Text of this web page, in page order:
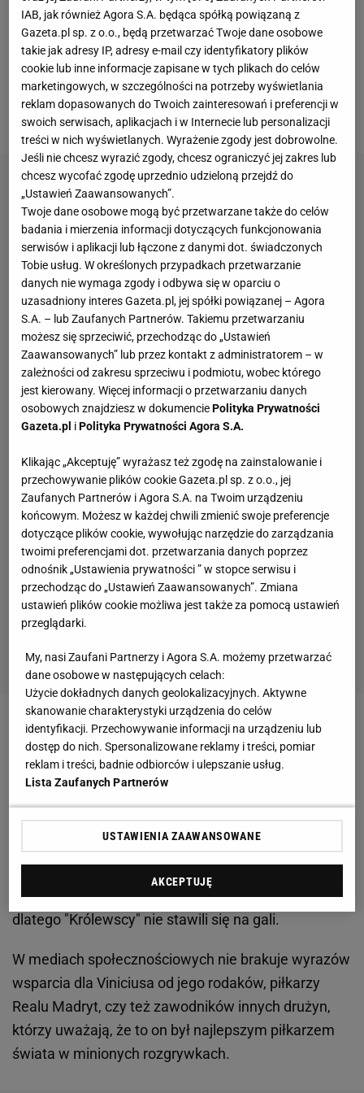
długi czas wydawało się, że murowanym faworytem
do zwycięstwa w plebiscycie jest właśnie
Brazylijczyk, ale na ostatniej prostej okazało się, że
to mistrz Europy z Hiszpanią otrzymał najbardziej
prestiżowe wyróżnienie przyznawane piłkarzom.
Zobacz wideoOto kosmiczny stadion Realu Madryt!
Pochłonął ponad miliard euro
Całe zamieszanie tuż przed galą w Paryżu
doprowadziło do tego, że w stolicy Francji nie
pojawiła się delegacjaRealu Madryt. Zdaniem
się, że wpływ na końcowy wynik miała UEFA i
dlatego "Królewscy" nie stawili się na gali.
W mediach społecznościowych nie brakuje wyrazów
wsparcia dla Viniciusa od jego rodaków, piłkarzy
Realu Madryt, czy też zawodników innych drużyn,
którzy uważają, że to on był najlepszym piłkarzem
świata w minionych rozgrywkach.
IAB, jak również Agora S.A. będąca spółką powiązaną z
Gazeta.pl sp. z o.o., będą przetwarzać Twoje dane osobowe
takie jak adresy IP, adresy e-mail czy identyfikatory plików
cookie lub inne informacje zapisane w tych plikach do celów
marketingowych, w szczególności na potrzeby wyświetlania
reklam dopasowanych do Twoich zainteresowań i preferencji w
swoich serwisach, aplikacjach i w Internecie lub personalizacji
treści w nich wyświetlanych. Wyrażenie zgody jest dobrowolne.
Jeśli nie chcesz wyrazić zgody, chcesz ograniczyć jej zakres lub
chcesz wycofać zgodę uprzednio udzieloną przejdź do
„Ustawień Zaawansowanych”.
Twoje dane osobowe mogą być przetwarzane także do celów
badania i mierzenia informacji dotyczących funkcjonowania
serwisów i aplikacji lub łączone z danymi dot. świadczonych
Tobie usług. W określonych przypadkach przetwarzanie
danych nie wymaga zgody i odbywa się w oparciu o
uzasadniony interes Gazeta.pl, jej spółki powiązanej – Agora
S.A. – lub Zaufanych Partnerów. Takiemu przetwarzaniu
możesz się sprzeciwić, przechodząc do „Ustawień
Zaawansowanych” lub przez kontakt z administratorem – w
zależności od zakresu sprzeciwu i podmiotu, wobec którego
jest kierowany. Więcej informacji o przetwarzaniu danych
osobowych znajdziesz w dokumenciePolityka Prywatności
Gazeta.pl iPolityka Prywatności Agora S.A.
Klikając „Akceptuję” wyrażasz też zgodę na zainstalowanie i
przechowywanie plików cookie Gazeta.pl sp. z o.o., jej
Zaufanych Partnerów i Agora S.A. na Twoim urządzeniu
końcowym. Możesz w każdej chwili zmienić swoje preferencje
dotyczące plików cookie, wywołując narzędzie do zarządzania
twoimi preferencjami dot. przetwarzania danych poprzez
odnośnik „Ustawienia prywatności ” w stopce serwisu i
przechodząc do „Ustawień Zaawansowanych”. Zmiana
ustawień plików cookie możliwa jest także za pomocą ustawień
przeglądarki.
My, nasi Zaufani Partnerzy i Agora S.A. możemy przetwarzać
dane osobowe w następujących celach:
Użycie dokładnych danych geolokalizacyjnych. Aktywne
skanowanie charakterystyki urządzenia do celów
identyfikacji. Przechowywanie informacji na urządzeniu lub
dostęp do nich. Spersonalizowane reklamy i treści, pomiar
reklam i treści, badnie odbiorców i ulepszanie usług.
Lista Zaufanych Partnerów
USTAWIENIA ZAAWANSOWANE
AKCEPTUJĘ